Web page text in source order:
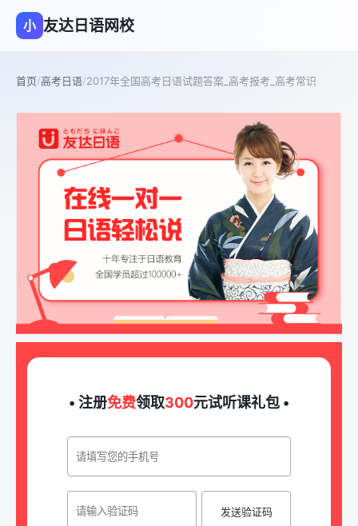
小 友达日语网校
首页/高考日语/2017年全国高考日语试题答案_高考报考_高考常识
• 注册免费领取300元试听课礼包 •
发送验证码